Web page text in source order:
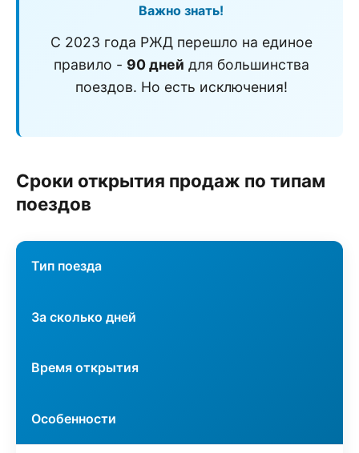
Важно знать!
С 2023 года РЖД перешло на единое
правило - 90 дней для большинства
поездов. Но есть исключения!
Сроки открытия продаж по типам
поездов
Тип поезда
За сколько дней
Время открытия
Особенности